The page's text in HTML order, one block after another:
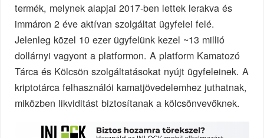
termék, melynek alapjai 2017-ben lettek lerakva és
immáron 2 éve aktívan szolgáltat ügyfelei felé.
Jelenleg közel 10 ezer ügyfelünk kezel ~13 millió
dollárnyi vagyont a platformon. A platform Kamatozó
Tárca és Kölcsön szolgáltatásokat nyújt ügyfeleinek. A
kriptotárca felhasználói kamatjövedelemhez juthatnak,
miközben likviditást biztosítanak a kölcsönvevőknek.